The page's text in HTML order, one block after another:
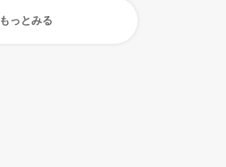
もっとみる